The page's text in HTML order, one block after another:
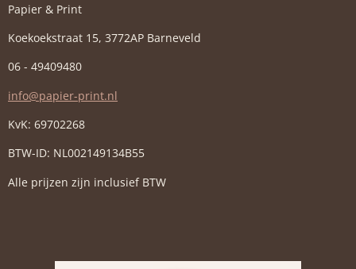
Papier & Print
Koekoekstraat 15, 3772AP Barneveld
06 - 49409480
info@papier-print.nl
KvK: 69702268
BTW-ID: NL002149134B55
Alle prijzen zijn inclusief BTW